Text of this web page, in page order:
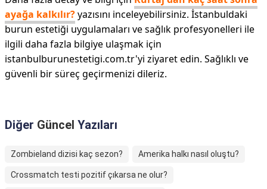
ayağa kalkılır?yazısını inceleyebilirsiniz. İstanbuldaki
burun estetiği uygulamaları ve sağlık profesyonelleri ile
ilgili daha fazla bilgiye ulaşmak için
istanbulburunestetigi.com.tr'yi ziyaret edin. Sağlıklı ve
güvenli bir süreç geçirmenizi dileriz.
Diğer Güncel Yazıları
Zombieland dizisi kaç sezon? Amerika halkı nasıl oluştu?
Crossmatch testi pozitif çıkarsa ne olur?